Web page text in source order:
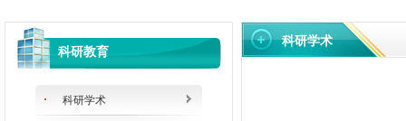
科研教育
科研学术
科研学术